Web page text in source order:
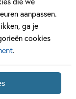
aanpassen.
ga je
cookies
.
35 delen